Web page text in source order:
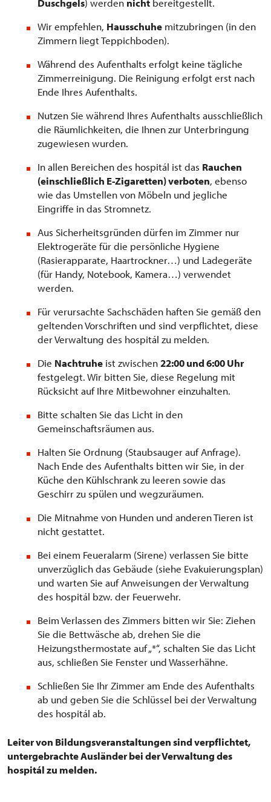
Wir empfehlen, Hausschuhe mitzubringen (in den
Zimmern liegt Teppichboden).
Während des Aufenthalts erfolgt keine tägliche
Zimmerreinigung. Die Reinigung erfolgt erst nach
Ende Ihres Aufenthalts.
Nutzen Sie während Ihres Aufenthalts ausschließlich
die Räumlichkeiten, die Ihnen zur Unterbringung
zugewiesen wurden.
In allen Bereichen des hospitál ist das Rauchen
(einschließlich E-Zigaretten) verboten, ebenso
wie das Umstellen von Möbeln und jegliche
Eingriffe in das Stromnetz.
Aus Sicherheitsgründen dürfen im Zimmer nur
Elektrogeräte für die persönliche Hygiene
(Rasierapparate, Haartrockner…) und Ladegeräte
(für Handy, Notebook, Kamera…) verwendet
werden.
Für verursachte Sachschäden haften Sie gemäß den
geltenden Vorschriften und sind verpflichtet, diese
der Verwaltung des hospitál zu melden.
Die Nachtruhe ist zwischen22:00 und 6:00 Uhr
festgelegt. Wir bitten Sie, diese Regelung mit
Rücksicht auf Ihre Mitbewohner einzuhalten.
Bitte schalten Sie das Licht in den
Gemeinschaftsräumen aus.
Halten Sie Ordnung (Staubsauger auf Anfrage).
Nach Ende des Aufenthalts bitten wir Sie, in der
Küche den Kühlschrank zu leeren sowie das
Geschirr zu spülen und wegzuräumen.
Die Mitnahme von Hunden und anderen Tieren ist
nicht gestattet.
Bei einem Feueralarm (Sirene) verlassen Sie bitte
unverzüglich das Gebäude (siehe Evakuierungsplan)
und warten Sie auf Anweisungen der Verwaltung
des hospitál bzw. der Feuerwehr.
Beim Verlassen des Zimmers bitten wir Sie: Ziehen
Sie die Bettwäsche ab, drehen Sie die
Heizungsthermostate auf „*“, schalten Sie das Licht
aus, schließen Sie Fenster und Wasserhähne.
Schließen Sie Ihr Zimmer am Ende des Aufenthalts
ab und geben Sie die Schlüssel bei der Verwaltung
des hospitál ab.
Leiter von Bildungsveranstaltungen sind verpflichtet,
untergebrachte Ausländer bei der Verwaltung des
hospitál zu melden.